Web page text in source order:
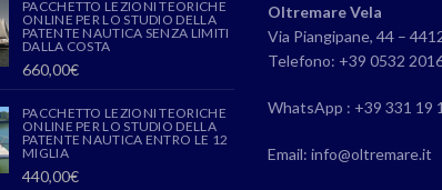
PACCHETTO LEZIONI TEORICHE
ONLINE PER LO STUDIO DELLA
PATENTE NAUTICA SENZA LIMITI
DALLA COSTA
660,00€
PACCHETTO LEZIONI TEORICHE
ONLINE PER LO STUDIO DELLA
PATENTE NAUTICA ENTRO LE 12
MIGLIA
440,00€
Oltremare Vela
Via Piangipane, 44 –
Telefono: +39 0532
WhatsApp : +39 331 19
Email: info@oltremare.it